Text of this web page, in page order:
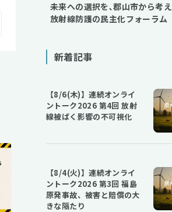
未来への選択を､郡山市から考
放射線防護の民主化フォーラム
新着記事
【8/6(木)】連続オンライ
ントーク2026 第4回 放射
線被ばく影響の不可視化
【8/4(火)】連続オンライ
ントーク2026 第3回 福島
原発事故、被害と賠償の大
きな隔たり